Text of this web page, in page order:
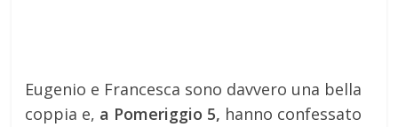
Eugenio e Francesca sono davvero una bella
coppia e, a Pomeriggio 5, hanno confessato